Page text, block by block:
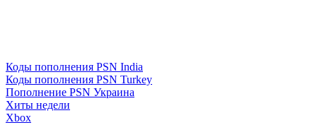
Коды пополнения PSN India
Коды пополнения PSN Turkey
Пополнение PSN Украина
Хиты недели
Xbox